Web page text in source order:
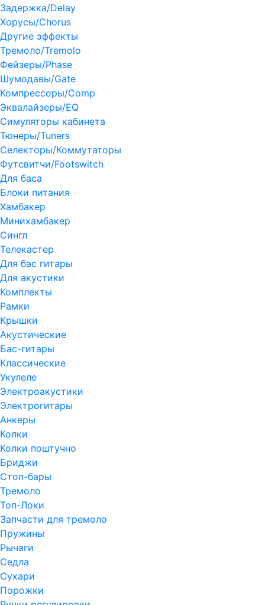
Задержка/Delay
Хорусы/Chorus
Другие эффекты
Тремоло/Tremolo
Фейзеры/Phase
Шумодавы/Gate
Компрессоры/Comp
Эквалайзеры/EQ
Симуляторы кабинета
Тюнеры/Tuners
Селекторы/Коммутаторы
Футсвитчи/Footswitch
Для баса
Блоки питания
Хамбакер
Минихамбакер
Сингл
Телекастер
Для бас гитары
Для акустики
Комплекты
Рамки
Крышки
Акустические
Бас-гитары
Классические
Укулеле
Электроакустики
Электрогитары
Анкеры
Колки
Колки поштучно
Бриджи
Стоп-бары
Тремоло
Топ-Локи
Запчасти для тремоло
Пружины
Рычаги
Седла
Сухари
Порожки